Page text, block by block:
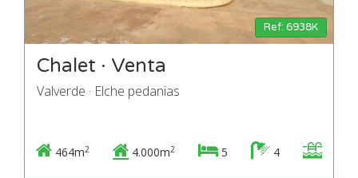
Ref: 6938K
Chalet · Venta
Valverde · Elche pedanias
464m2 4.000m2 5 4